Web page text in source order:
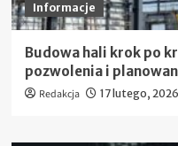
Informacje
Budowa hali krok po
pozwolenia i
Redakcja 17 lutego, 2026